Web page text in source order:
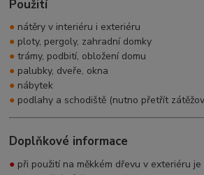
Použití
● nátěry v interiéru i exteriéru
● ploty, pergoly, zahradní domky
● trámy, podbití, obložení domu
● palubky, dveře, okna
● nábytek
● podlahy a schodiště (nutno přetřít
Doplňkové informace
● při použití na měkkém dřevu v exteriéru